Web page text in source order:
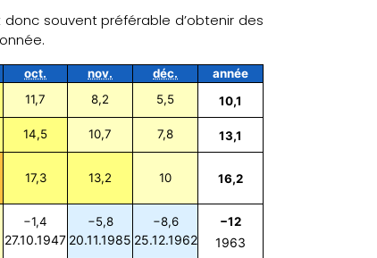
donc souvent préférable d’obtenir des
oct. nov. déc.
année
11,7 8,2 5,5
10,1
14,5 10,7 7,8
13,1
17,3 13,2 10 16,2
−1,4
27.10.1947
−5,8
20.11.1985
−8,6
25.12.1962
−12
1963